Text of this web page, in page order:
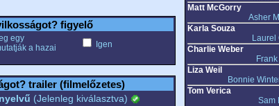
figyelő
egy
a hazai
Igen
trailer (filmelőzetes)
(Jelenleg kiválasztva)
Matt McGorry
Asher
Karla Souza
Laurel
Charlie Weber
Liza Weil
Bonnie
Tom Verica
Sam